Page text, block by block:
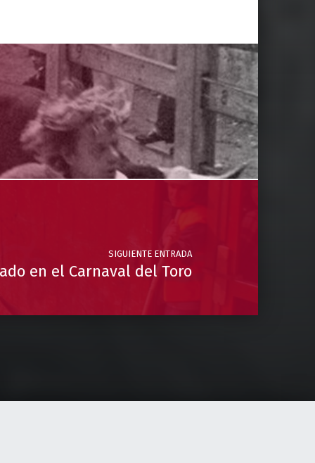
SIGUIENTE ENTRADA
en el Carnaval del Toro